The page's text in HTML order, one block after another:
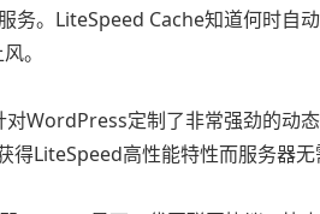
务。LiteSpeed Cache知道何时自
。
对WordPress定制了非常强劲的动
得LiteSpeed高性能特性而服务器